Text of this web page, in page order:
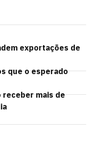
exportações de
que o esperado
mais de